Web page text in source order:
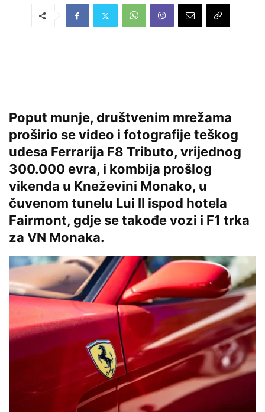
Poput munje, društvenim mrežama
proširio se video i fotografije teškog
udesa Ferrarija F8 Tributo, vrijednog
300.000 evra, i kombija prošlog
vikenda u Kneževini Monako, u
čuvenom tunelu Lui II ispod hotela
Fairmont, gdje se takođe vozi i F1 trka
za VN Monaka.